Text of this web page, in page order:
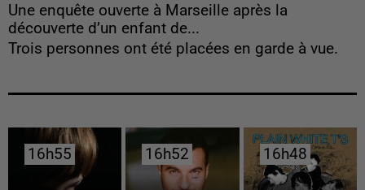
Une enquête ouverte à Marseille après la
découverte d’un enfant de...
Trois personnes ont été placées en garde à vue.
16h55
16h55 16h52
16h52 16h48
16h48